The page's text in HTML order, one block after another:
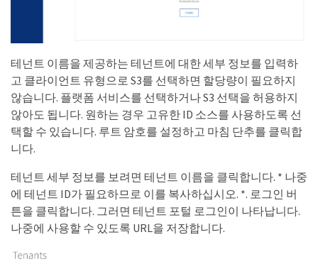
테넌트 이름을 제공하는 테넌트에 대한 세부 정보를 입력하
고 클라이언트 유형으로 S3를 선택하면 할당량이 필요하지
않습니다. 플랫폼 서비스를 선택하거나 S3 선택을 허용하지
않아도 됩니다. 원하는 경우 고유한 ID 소스를 사용하도록 선
택할 수 있습니다. 루트 암호를 설정하고 마침 단추를 클릭합
니다.
테넌트 세부 정보를 보려면 테넌트 이름을 클릭합니다. * 나중
에 테넌트 ID가 필요하므로 이를 복사하십시오. *. 로그인 버
튼을 클릭합니다. 그러면 테넌트 포털 로그인이 나타납니다.
나중에 사용할 수 있도록 URL을 저장합니다.